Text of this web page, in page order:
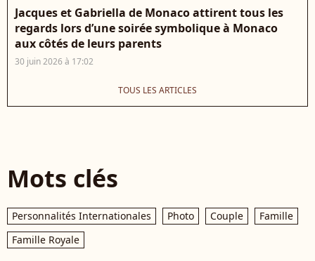
Jacques et Gabriella de Monaco attirent tous les
regards lors d’une soirée symbolique à Monaco
aux côtés de leurs parents
30 juin 2026 à 17:02
TOUS LES ARTICLES
Mots clés
Personnalités Internationales Photo Couple
Famille
Famille Royale